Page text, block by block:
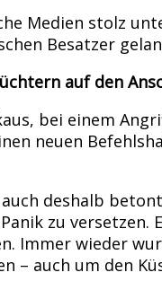
Medien stolz
Besatzer
auf den
bei einem
neuen
deshalb
zu
Immer wieder
– auch um den